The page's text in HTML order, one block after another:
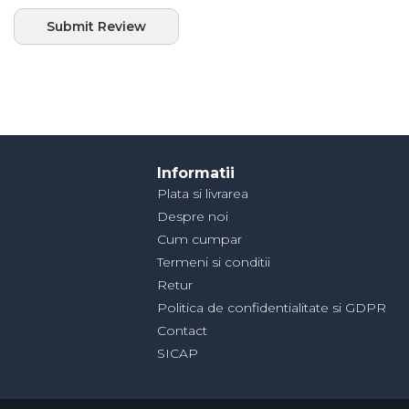
Submit Review
Informatii
Plata si livrarea
Despre noi
Cum cumpar
Termeni si conditii
Retur
Politica de confidentialitate si GDPR
Contact
SICAP